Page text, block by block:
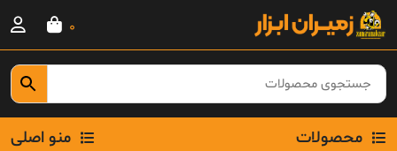
Skip
content
0
محصولات منو اصلی